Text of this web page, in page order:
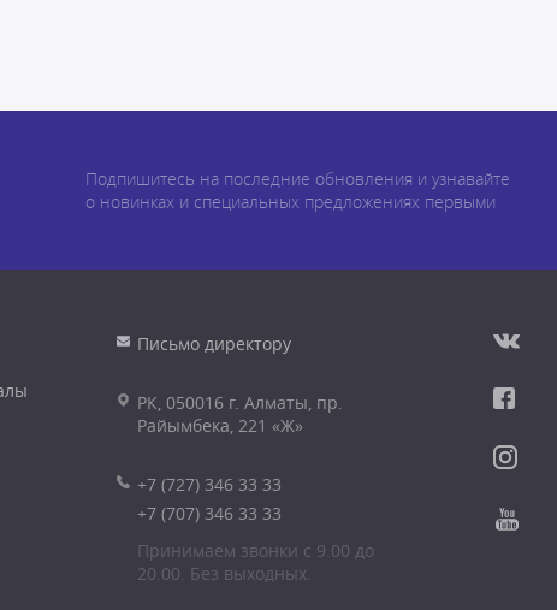
Подпишитесь на последние обновления и узнавайте
о новинках и специальных предложениях первыми
Письмо директору
РК, 050016 г. Алматы, пр.
Райымбека, 221 «Ж»
+7 (727) 346 33 33
+7 (707) 346 33 33
Принимаем звонки с 9.00 до
20.00. Без выходных.